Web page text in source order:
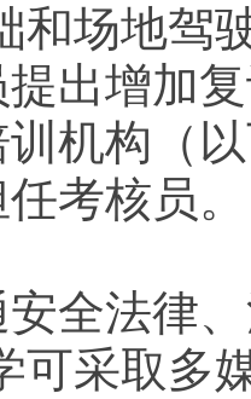
和场地驾
出增加
机构（
考核员。
安全法律
可采取多